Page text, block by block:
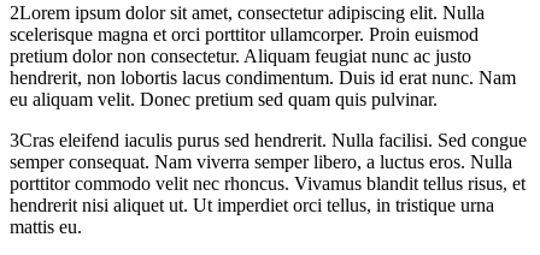
2Lorem ipsum dolor sit amet, consectetur adipiscing elit. Nulla
scelerisque magna et orci porttitor ullamcorper. Proin euismod
pretium dolor non consectetur. Aliquam feugiat nunc ac justo
hendrerit, non lobortis lacus condimentum. Duis id erat nunc. Nam
eu aliquam velit. Donec pretium sed quam quis pulvinar.
3Cras eleifend iaculis purus sed hendrerit. Nulla facilisi. Sed congue
semper consequat. Nam viverra semper libero, a luctus eros. Nulla
porttitor commodo velit nec rhoncus. Vivamus blandit tellus risus, et
hendrerit nisi aliquet ut. Ut imperdiet orci tellus, in tristique urna
mattis eu.